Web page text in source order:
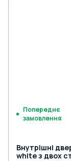
Попереднє
замовлення
Внутрішні
white з двох